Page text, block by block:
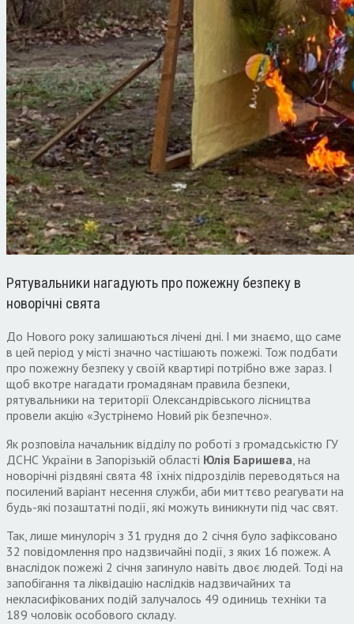
Рятувальники нагадують про пожежну безпеку в
новорічні свята
До Нового року залишаються лічені дні. І ми знаємо, що саме
в цей період у місті значно частішають пожежі. Тож подбати
про пожежну безпеку у своїй квартирі потрібно вже зараз. І
щоб вкотре нагадати громадянам правила безпеки,
рятувальники на території Олександрівського лісництва
провели акцію «Зустрінемо Новий рік безпечно».
Як розповіла начальник відділу по роботі з громадськістю ГУ
ДСНС України в Запорізькій області Юлія Баришева, на
новорічні різдвяні свята 48 їхніх підрозділів переводяться на
посилений варіант несення служби, аби миттєво реагувати на
будь-які позаштатні події, які можуть виникнути під час свят.
Так, лише минулоріч з 31 грудня до 2 січня було зафіксовано
32 повідомлення про надзвичайні події, з яких 16 пожеж. А
внаслідок пожежі 2 січня загинуло навіть двоє людей. Тоді на
запобігання та ліквідацію наслідків надзвичайних та
некласифікованих подій залучалось 49 одиниць техніки та
189 чоловік особового складу.